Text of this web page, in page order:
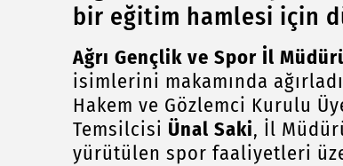
bir eğitim hamlesi için
Ağrı Gençlik ve Spor İl
isimlerini makamında
Hakem ve Gözlemci Kurulu
Temsilcisi Ünal Saki, İl
yürütülen spor faaliyetleri